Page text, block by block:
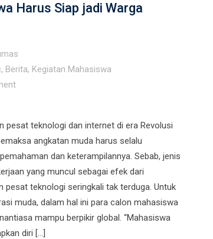
Harus Siap jadi Warga
, Berita, Kegiatan Mahasiswa
pesat teknologi dan internet di era Revolusi
angkatan muda harus selalu
dan keterampilannya. Sebab, jenis
yang muncul sebagai efek dari
pesat teknologi seringkali tak terduga. Untuk
muda, dalam hal ini para calon mahasiswa
mampu berpikir global. “Mahasiswa
diri […]